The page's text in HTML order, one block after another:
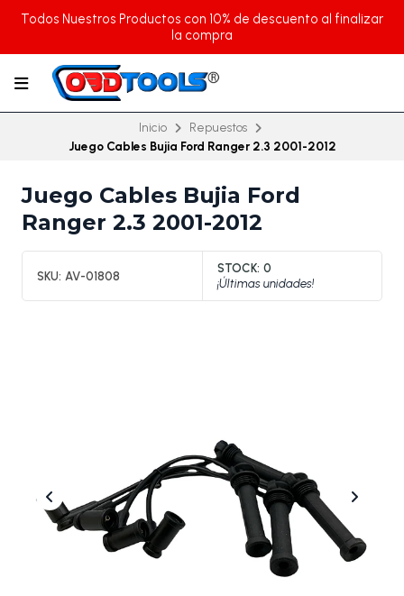
Todos Nuestros Productos con 10% de descuento al finalizar
la compra
Inicio
Repuestos
Juego Cables Bujia Ford Ranger 2.3 2001-2012
Juego Cables Bujia Ford
Ranger 2.3 2001-2012
SKU: AV-01808
STOCK: 0
¡Últimas unidades!